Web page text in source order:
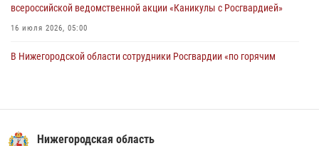
всероссийской ведомственной акции «Каникулы с Росгвардией»
16 июля 2026, 05:00
В Нижегородской области сотрудники Росгвардии «по горячим
Суперкубка России в Нижнем Новгороде
Нижегородская область